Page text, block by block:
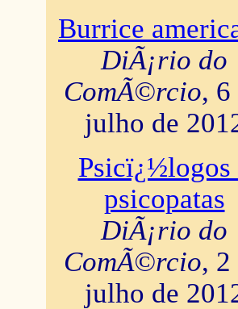
Burrice
DiÃ¡rio do
ComÃ©rcio, 6
julho de
Psicï¿½logos
psicopatas
DiÃ¡rio do
ComÃ©rcio, 2
julho de